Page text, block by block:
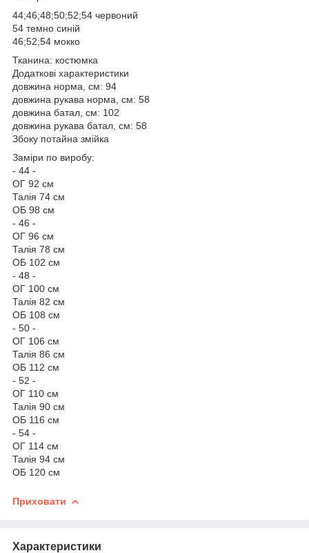
44;46;48;50;52;54 червоний
54 темно синій
46;52;54 мокко
Тканина: костюмка
Додаткові характеристики
довжина норма, см: 94
довжина рукава норма, см: 58
довжина батал, см: 102
довжина рукава батал, см: 58
Збоку потайна змійка
Заміри по виробу:
- 44 -
ОГ 92 см
Талія 74 см
ОБ 98 см
- 46 -
ОГ 96 см
Талія 78 см
ОБ 102 см
- 48 -
ОГ 100 см
Талія 82 см
ОБ 108 см
- 50 -
ОГ 106 см
Талія 86 см
ОБ 112 см
- 52 -
ОГ 110 см
Талія 90 см
ОБ 116 см
- 54 -
ОГ 114 см
Талія 94 см
ОБ 120 см
Приховати
Характеристики